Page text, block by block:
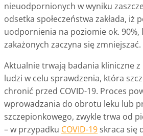
nieuodpornionych w wyniku
odsetka społeczeństwa zakłada, iż
uodpornienia na poziomie ok. 90%,
zakażonych zaczyna się zmniejszać.
Aktualnie trwają badania kliniczne z
ludzi w celu sprawdzenia, która
chronić przed COVID-19. Proces
wprowadzania do obrotu leku lub
szczepionkowego, zwykle trwa od
– w przypadku COVID-19 skraca się